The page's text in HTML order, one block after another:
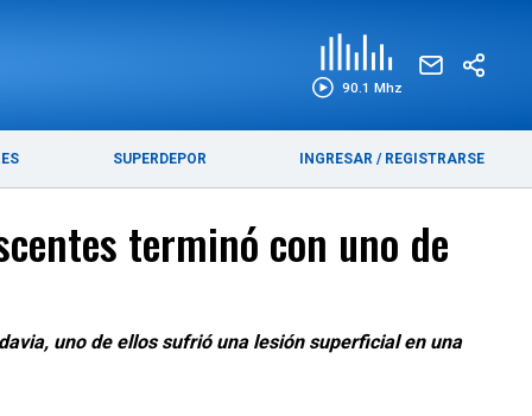
90.1 Mhz
SUPERDEPOR INGRESAR / REGISTRARSE
terminó con uno de
uno de ellos sufrió una lesión superficial en una